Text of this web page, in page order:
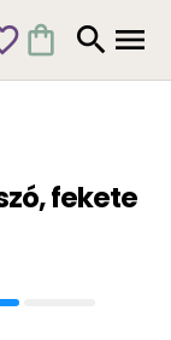
shopping_bag search menu
fekete